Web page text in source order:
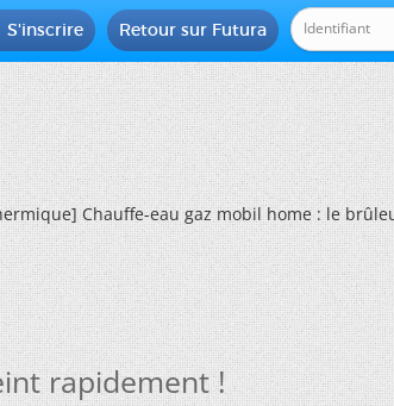
Retour sur Futura
S'inscrire
Chauffe-eau gaz mobil home : le
rapidement !